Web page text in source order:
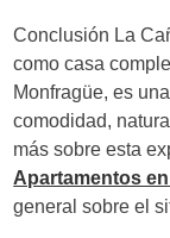
Conclusión La
como casa
Monfragüe, es
comodidad,
más sobre esta
Apartamentos
general sobre el